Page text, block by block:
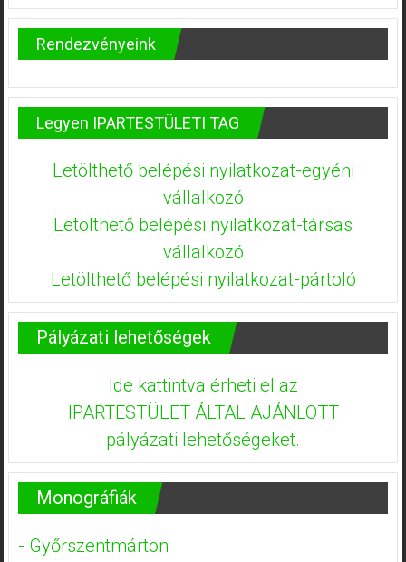
Rendezvényeink
Legyen IPARTESTÜLETI TAG
Letölthető belépési nyilatkozat-egyéni
vállalkozó
Letölthető belépési nyilatkozat-társas
vállalkozó
Letölthető belépési nyilatkozat-pártoló
Pályázati lehetőségek
Ide kattintva érheti el az
IPARTESTÜLET ÁLTAL AJÁNLOTT
pályázati lehetőségeket.
Monográfiák
- Győrszentmárton